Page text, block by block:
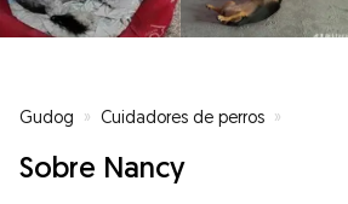
Gudog » Cuidadores de perros »
Sobre Nancy